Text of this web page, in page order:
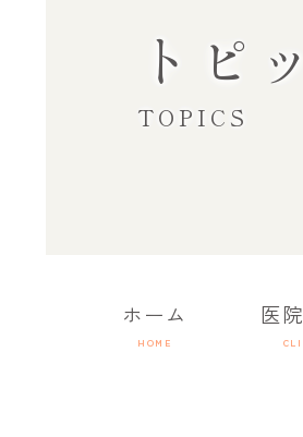
トピ
TOPICS
ホーム
HOME
医